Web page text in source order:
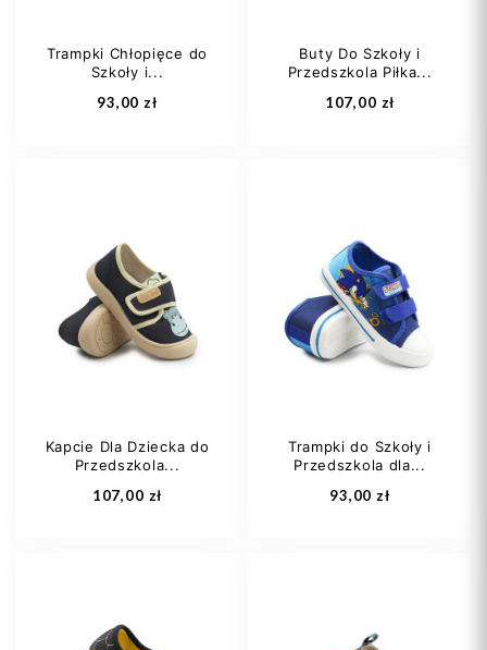
Trampki Chłopięce do
Szkoły i...
93,00 zł
26
28
29 +4
Dodaj do koszyka
Buty Do Szkoły i
Przedszkola Piłka...
107,00 zł
25
27
Dodaj do koszyka
Kapcie Dla Dziecka do
Przedszkola...
107,00 zł
Trampki do Szkoły i
Przedszkola dla...
93,00 zł